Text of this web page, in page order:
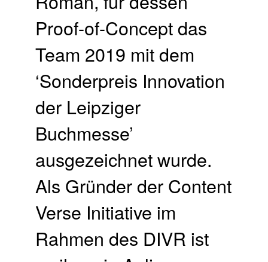
Proof-of-Concept das
Team 2019 mit dem
‘Sonderpreis Innovation
der Leipziger
Buchmesse’
ausgezeichnet wurde.
Als Gründer der Content
Verse Initiative im
Rahmen des DIVR ist